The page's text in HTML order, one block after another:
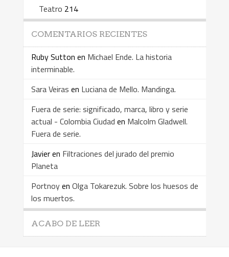
Teatro 214
COMENTARIOS RECIENTES
Ruby Sutton en Michael Ende. La historia
interminable.
Sara Veiras en Luciana de Mello. Mandinga.
Fuera de serie: significado, marca, libro y serie
actual - Colombia Ciudad en Malcolm Gladwell.
Fuera de serie.
Javieren Filtraciones del jurado del premio
Planeta
Portnoyen Olga Tokarezuk. Sobre los huesos de
los muertos.
ACABO DE LEER